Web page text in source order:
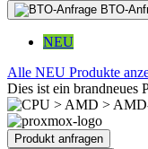
BTO-
NEU
Alle NEU Produkte
Dies ist ein
Produkt anfragen